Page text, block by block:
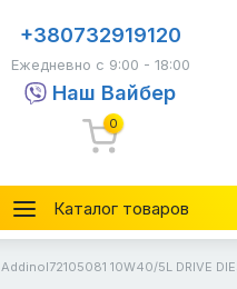
Каталог товаров
+380732919120
Ежедневно с 9:00 - 18:00
Наш Вайбер
0
Addinol72105081 10W40/5L DRIVE